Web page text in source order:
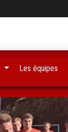
Les équipes